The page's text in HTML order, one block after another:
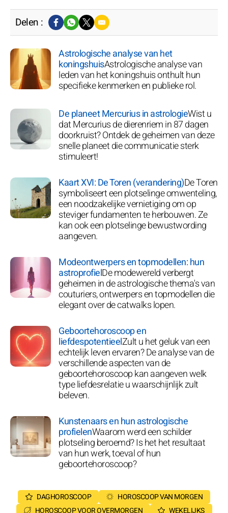
Delen :
Astrologische analyse van het
koningshuisAstrologische analyse van
leden van het koningshuis onthult hun
specifieke kenmerken en publieke rol.
De planeet Mercurius in astrologieWist u
dat Mercurius de dierenriem in 87 dagen
doorkruist? Ontdek de geheimen van deze
snelle planeet die communicatie sterk
stimuleert!
Kaart XVI: De Toren (verandering)De Toren
symboliseert een plotselinge omwenteling,
een noodzakelijke vernietiging om op
steviger fundamenten te herbouwen. Ze
kan ook een plotselinge bewustwording
aangeven.
Modeontwerpers en topmodellen: hun
astroprofielDe modewereld verbergt
geheimen in de astrologische thema's van
couturiers, ontwerpers en topmodellen die
elegant over de catwalks lopen.
Geboortehoroscoop en
liefdespotentieelZult u het geluk van een
echtelijk leven ervaren? De analyse van de
verschillende aspecten van de
geboortehoroscoop kan aangeven welk
type liefdesrelatie u waarschijnlijk zult
beleven.
Kunstenaars en hun astrologische
profielenWaarom werd een schilder
plotseling beroemd? Is het het resultaat
van hun werk, toeval of hun
geboortehoroscoop?
DAGHOROSCOOP
HOROSCOOP VAN MORGEN
HOROSCOOP VOOR OVERMORGEN
WEKELIJKS